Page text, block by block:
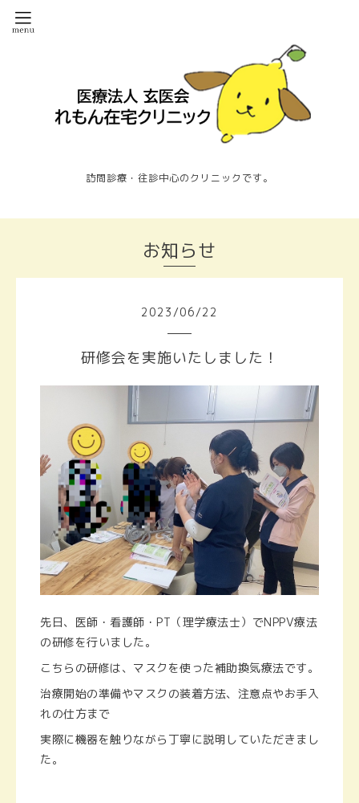
訪問診療・往診中心のクリニックです。
お知らせ
2023 /06/22
研修会を実施いたしました！
先日、医師・看護師・PT（理学療法士）でNPPV療法
の研修を行いました。
こちらの研修は、マスクを使った補助換気療法です。
治療開始の準備やマスクの装着方法、注意点やお手入
れの仕方まで
実際に機器を触りながら丁寧に説明していただきまし
た。